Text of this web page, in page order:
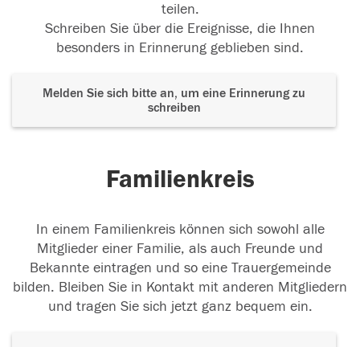
teilen.
Schreiben Sie über die Ereignisse, die Ihnen
besonders in Erinnerung geblieben sind.
Melden Sie sich bitte an, um eine Erinnerung zu
schreiben
Familienkreis
In einem Familienkreis können sich sowohl alle
Mitglieder einer Familie, als auch Freunde und
Bekannte eintragen und so eine Trauergemeinde
bilden. Bleiben Sie in Kontakt mit anderen Mitgliedern
und tragen Sie sich jetzt ganz bequem ein.